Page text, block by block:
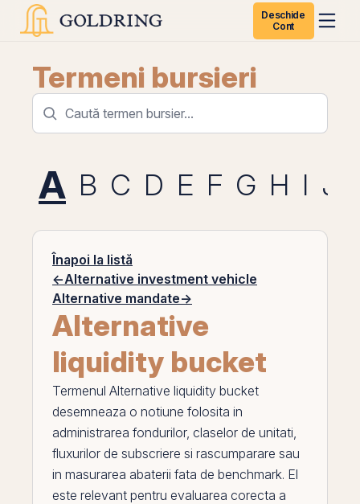
Deschide
Cont
Termeni bursieri
A B C D E F G H I J
Înapoi la listă
←Alternative investment vehicle
Alternative mandate→
Alternative
liquidity bucket
Termenul Alternative liquidity bucket
desemneaza o notiune folosita in
administrarea fondurilor, claselor de unitati,
fluxurilor de subscriere si rascumparare sau
in masurarea abaterii fata de benchmark. El
este relevant pentru evaluarea corecta a